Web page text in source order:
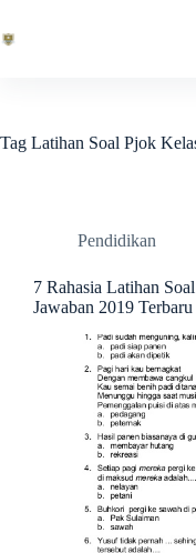
content
Tag Latihan Soal Pjok
Pendidikan
7 Rahasia Latihan
Jawaban 2019